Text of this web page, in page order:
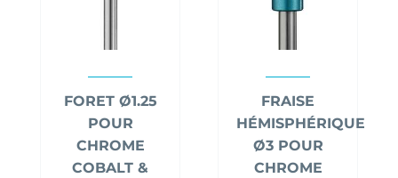
FORET Ø1.25
POUR
CHROME
COBALT &
FRAISE
HÉMISPHÉRIQUE
Ø3 POUR
CHROME